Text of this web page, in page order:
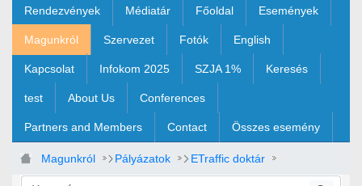
Rendezvények Médiatár Főoldal Események
Magunkról Szervezet Fotók English
Kapcsolat Infokom 2025 SZJA 1% Keresés
test About Us Conferences
Partners and Members Contact Összes esemény
Magunkról Pályázatok ETraffic doktár